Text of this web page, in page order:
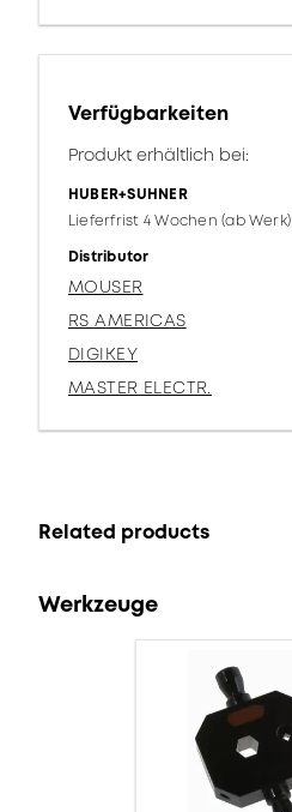
Verfügbarkeiten
Produkt erhältlich bei:
HUBER+SUHNER
Lieferfrist 4 Wochen (ab Werk)
Distributor
MOUSER
RS AMERICAS
DIGIKEY
MASTER ELECTR.
Related products
Werkzeuge